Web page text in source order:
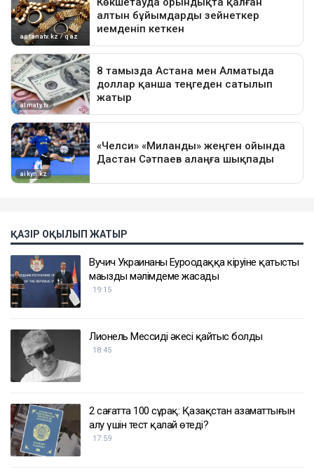
ҚАЗІР ОҚЫЛЫП ЖАТЫР
Вучич Украинаның Еуроодаққа кіруіне қатысты
маңызды мәлімдеме жасады
19:15
Лионель Мессидің әкесі қайтыс болды
18:45
2 сағатта 100 сұрақ: Қазақстан азаматтығын
алу үшін тест қалай өтеді?
17:59